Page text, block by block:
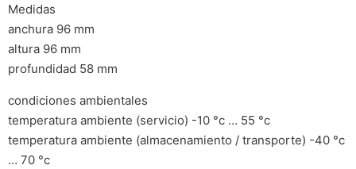
Medidas
anchura 96 mm
altura 96 mm
profundidad 58 mm
condiciones ambientales
temperatura ambiente (servicio) -10 °c … 55 °c
temperatura ambiente (almacenamiento / transporte) -40 °c
… 70 °c